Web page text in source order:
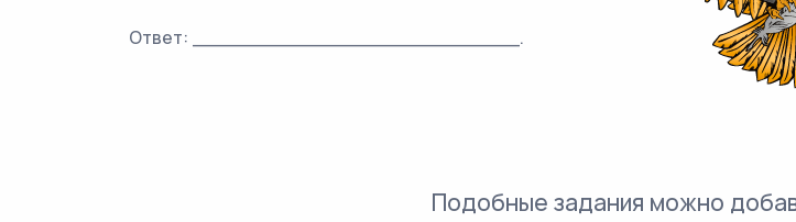
Ответ: ___________________________.
Подобные задания можно